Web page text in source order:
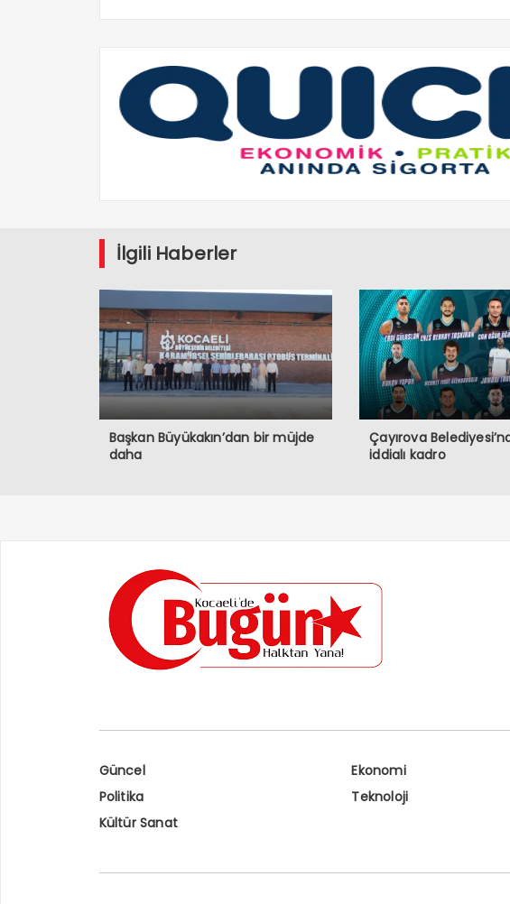
İlgili Haberler
Başkan Büyükakın’dan bir müjde
daha
Çayırova
iddialı kadro
Güncel Ekonomi
Politika
Teknoloji
Kültür Sanat